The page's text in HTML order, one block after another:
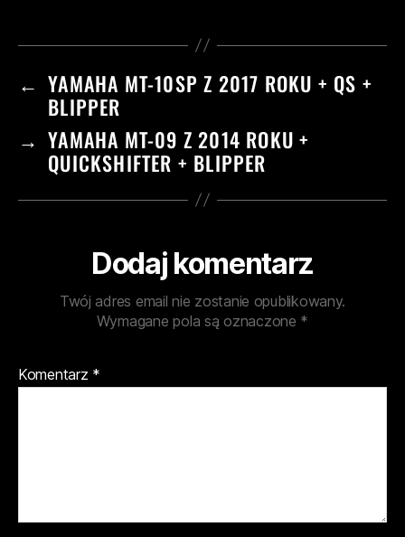
← YAMAHA MT-10SP Z 2017 ROKU + QS +
BLIPPER
→ YAMAHA MT-09 Z 2014 ROKU +
QUICKSHIFTER + BLIPPER
Dodaj komentarz
Twój adres email nie zostanie opublikowany.
Wymagane pola są oznaczone *
Komentarz *